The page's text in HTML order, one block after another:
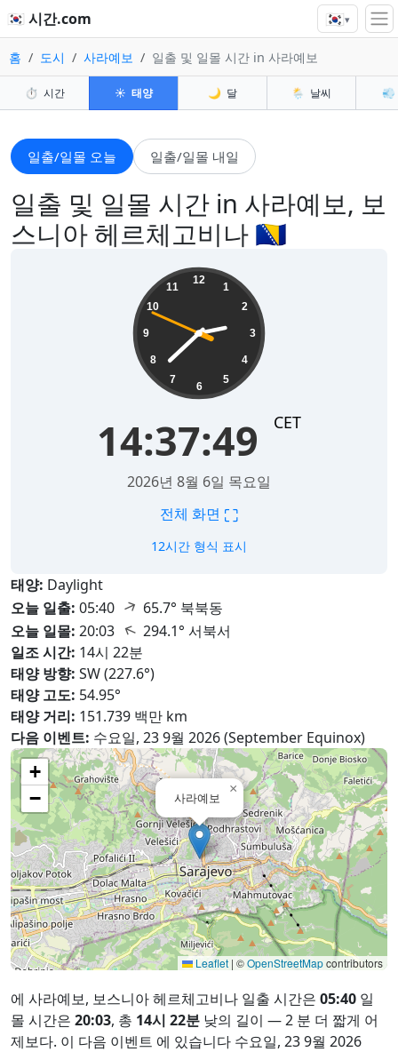
🇰🇷 시간.com 🇰🇷▾
홈 도시 사라예보 일출 및 일몰 시간 in 사라예보
⏱️ 시간 ☀️ 태양 🌙 달 🌦️ 날씨 💨
일출/일몰 오늘 일출/일몰 내일
일출 및 일몰 시간 in 사라예보, 보
스니아 헤르체고비나 🇧🇦
12
1
2
3
4
5
6
7
8
9
10
11
14:37:51 CET
2026년 8월 6일 목요일
전체 화면 ⛶
12시간 형식 표시
태양: Daylight
오늘 일출: 05:40 ↑ 65.7° 북북동
오늘 일몰: 20:03 ↑ 294.1° 서북서
일조 시간: 14시 22분
태양 방향: SW (227.6°)
태양 고도: 54.95°
태양 거리: 151.739 백만 km
다음 이벤트: 수요일, 23 9월 2026 (September Equinox)
사라예보
×
+
−
Leaflet | ©OpenStreetMapcontributors
에 사라예보, 보스니아 헤르체고비나 일출 시간은 05:40 일
몰 시간은 20:03, 총 14시 22분 낮의 길이 — 2 분 더 짧게 어
제보다. 이 다음 이벤트 에 있습니다 수요일, 23 9월 2026